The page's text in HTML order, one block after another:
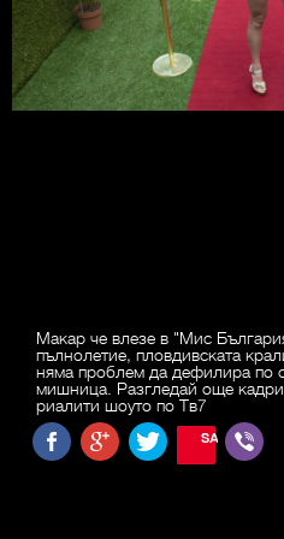
Макар че влезе в "Мис
пълнолетие, пловдивската
няма проблем да дефилира по
мишница. Разгледай още
риалити шоуто по Тв7
SAVE